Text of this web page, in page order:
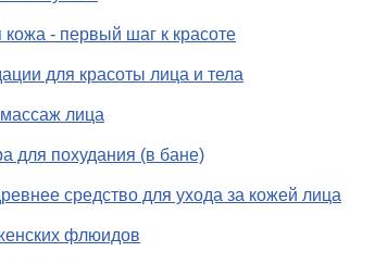
- первый шаг к красоте
для красоты лица и тела
лица
для похудания (в бане)
средство для ухода за кожей лица
флюидов